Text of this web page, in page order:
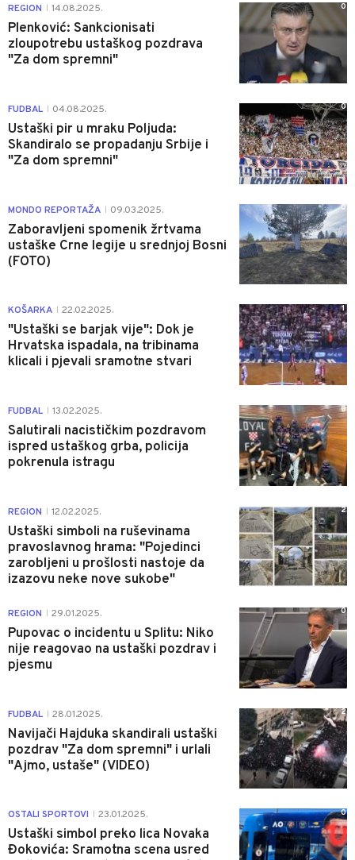
REGION 14.08.2025.
Plenković: Sankcionisati
zloupotrebu ustaškog pozdrava
"Za dom spremni"
0
FUDBAL 04.08.2025.
Ustaški pir u mraku Poljuda:
Skandiralo se propadanju Srbije i
"Za dom spremni"
0
MONDO REPORTAŽA 09.03.2025.
Zaboravljeni spomenik žrtvama
ustaške Crne legije u srednjoj Bosni
(FOTO)
0
KOŠARKA 22.02.2025.
"Ustaški se barjak vije": Dok je
Hrvatska ispadala, na tribinama
klicali i pjevali sramotne stvari
1
FUDBAL 13.02.2025.
Salutirali nacističkim pozdravom
ispred ustaškog grba, policija
pokrenula istragu
0
REGION 12.02.2025.
Ustaški simboli na ruševinama
pravoslavnog hrama: "Pojedinci
zarobljeni u prošlosti nastoje da
izazovu neke nove sukobe"
2
REGION 29.01.2025.
Pupovac o incidentu u Splitu: Niko
nije reagovao na ustaški pozdrav i
pjesmu
0
FUDBAL 28.01.2025.
Navijači Hajduka skandirali ustaški
pozdrav "Za dom spremni" i urlali
"Ajmo, ustaše" (VIDEO)
2
OSTALI SPORTOVI 23.01.2025.
Ustaški simbol preko lica Novaka
Đokovića: Sramotna scena usred
0